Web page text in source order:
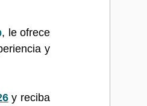
, le ofrece
y
y reciba